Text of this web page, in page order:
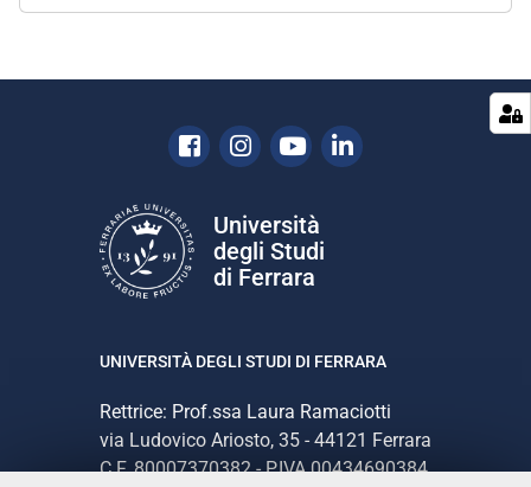
Facebook
Instagram
YoutubeLinkedin
Università
degli Studi
di Ferrara
UNIVERSITÀ DEGLI STUDI DI FERRARA
Rettrice: Prof.ssa Laura Ramaciotti
via Ludovico Ariosto, 35 - 44121 Ferrara
C.F. 80007370382 - P.IVA 00434690384